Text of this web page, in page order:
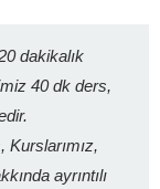
dakikalık
40 dk ders,
ayrıntılı